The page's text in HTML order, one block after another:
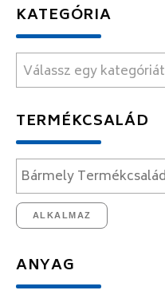
KATEGÓRIA
Válassz egy kategóriát
TERMÉKCSALÁD
ALKALMAZ
ANYAG